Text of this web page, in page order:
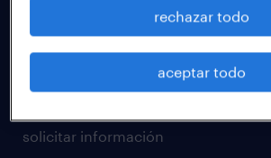
professional
solicitar información
rechazar todo
aceptar todo